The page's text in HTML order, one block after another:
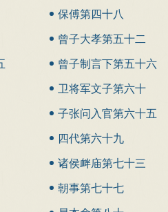
保傅第四十八
曾子大孝第五十二
曾子制言下第五十六
卫将军文子第六十
子张问入官第六十五
四代第六十九
诸侯衅庙第七十三
朝事第七十七